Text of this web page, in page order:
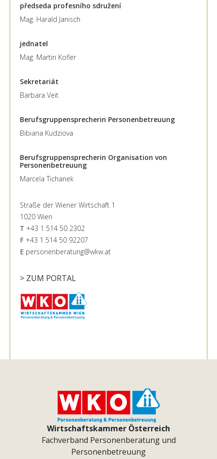
předseda profesního sdružení
Mag. Harald Janisch
jednatel
Mag. Martin Kofler
Sekretariát
Barbara Veit
Berufsgruppensprecherin Personenbetreuung
Bibiana Kudziova
Berufsgruppensprecherin Organisation von
Personenbetreuung
Marcela Tichanek
Straße der Wiener Wirtschaft 1
1020 Wien
T +43 1 514 50 2302
F +43 1 514 50 92207
E personenberatung@wkw.at
> ZUM PORTAL
Wirtschaftskammer Österreich
Fachverband Personenberatung und
Personenbetreuung